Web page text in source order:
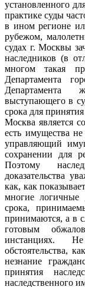
установленного
практике суды
в ином регионе
рубежом,
судах г. Москвы
наследников (в
многом такая
Департамента
выступающего в
срока для
Москва является
есть имущества
управляющий
сохранении для
Поэтому
доказательства
как, как
многие логичные
срока,
принимаются, а в
готовым
инстанциях.
обстоятельства,
незнание
принятия
наследственного